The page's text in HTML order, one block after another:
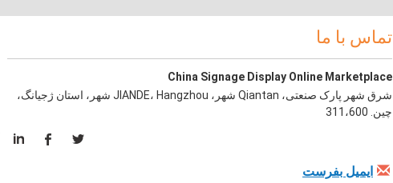
تماس با ما
China Signage Display Online Marketplace
شرق شهر پارک صنعتی، Qiantan شهر، JIANDE، Hangzhou شهر، استان ژجیانگ،
چین. 311،600
ایمیل بفرست